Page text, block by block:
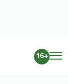
16+